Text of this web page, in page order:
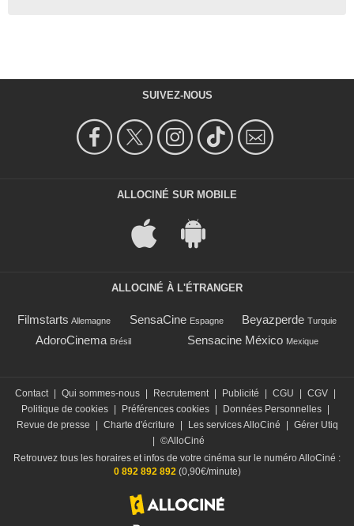
SUIVEZ-NOUS
ALLOCINÉ SUR MOBILE
ALLOCINÉ À L'ÉTRANGER
Filmstarts Allemagne SensaCine Espagne Beyazperde Turquie
AdoroCinema Brésil Sensacine México Mexique
Contact Qui sommes-nous Recrutement Publicité CGU CGV
Politique de cookies
Préférences cookies Données Personnelles
Revue de presse
Charte d'écriture Les services AlloCiné
Gérer Utiq
©AlloCiné
Retrouvez tous les horaires et infos de votre cinéma sur le numéro AlloCiné :
0 892 892 892(0,90€/minute)